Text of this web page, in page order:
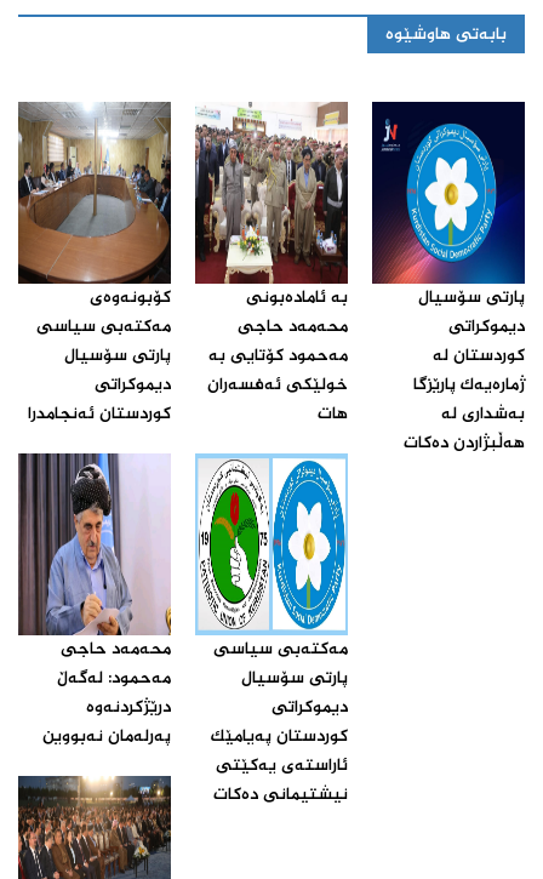
بابەتی هاوشێوە
پارتی سۆسیال
دیموكراتی
كوردستان له‌
ژماره‌یه‌ك پارێزگا
به‌شداری له‌
هه‌ڵبژاردن ده‌كات‌
بە ئامادەبونی
محەمەد حاجی
مەحمود کۆتایی بە
خولێکی ئەفسەران
هات‌
كۆبونه‌وه‌ی
مه‌كته‌بی سیاسی
پارتی سۆسیال
دیموكراتی
كوردستان ئه‌نجامدرا‌
مه‌كته‌بی سیاسی
پارتی سۆسیال
دیموكراتی
كوردستان په‌یامێك
ئاراسته‌ی یه‌كێتی
نیشتیمانی ده‌كات‌
محه‌مه‌د حاجی
مه‌حمود: له‌گه‌ڵ
درێژكردنه‌وه‌
په‌رله‌مان نه‌بووین‌